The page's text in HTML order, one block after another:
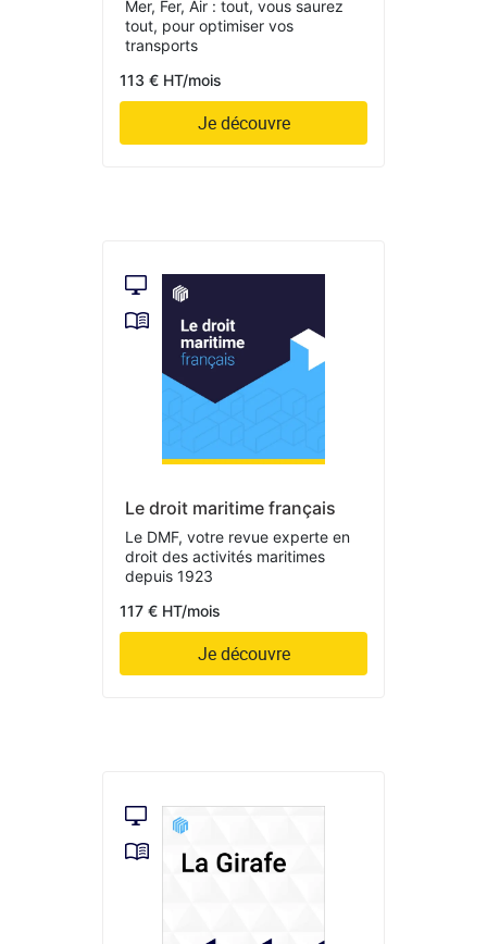
Mer, Fer, Air : tout, vous saurez
tout, pour optimiser vos
transports
113 € HT/mois
Je découvre
Le droit maritime français
Le DMF, votre revue experte en
droit des activités maritimes
depuis 1923
117 € HT/mois
Je découvre